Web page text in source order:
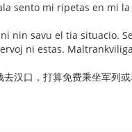
sento mi ripetas en mi
nin savu el tia situacio.
ni estas.
去汉口，打算免费乘坐军列